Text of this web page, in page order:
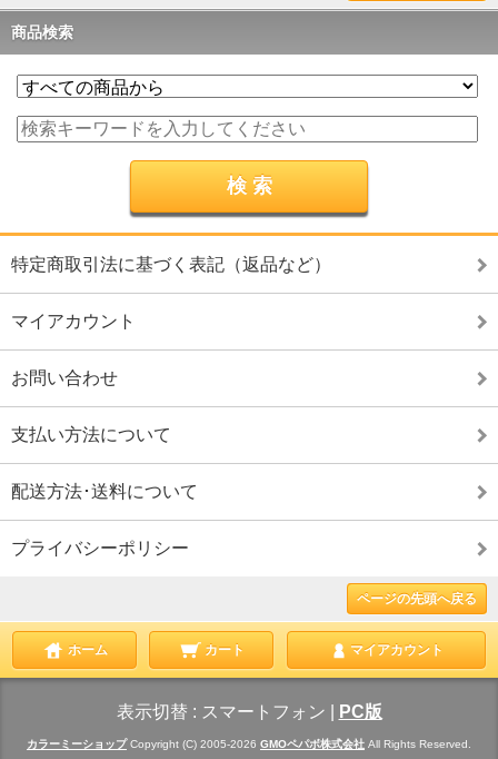
商品検索
特定商取引法に基づく表記（返品など）
マイアカウント
お問い合わせ
支払い方法について
配送方法･送料について
プライバシーポリシー
ページの先頭へ戻る
ホーム カート マイアカウント
表示切替 : スマートフォン PC版
カラーミーショップCopyright (C) 2005-2026 GMOペパボ株式会社 All Rights Reserved.